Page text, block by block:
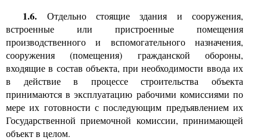
1.6.
Отдельно стоящие здания и сооружения,
встроенные или пристроенные помещения
производственного и вспомогательного назначения,
сооружения (помещения) гражданской обороны,
входящие в состав объекта, при необходимости ввода их
в действие в процессе строительства объекта
принимаются в эксплуатацию рабочими комиссиями по
мере их готовности с последующим предъявлением их
Государственной приемочной комиссии, принимающей
объект в целом.